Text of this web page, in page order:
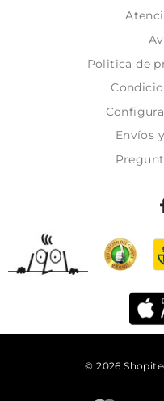
Politica de
Envíos
© 2026